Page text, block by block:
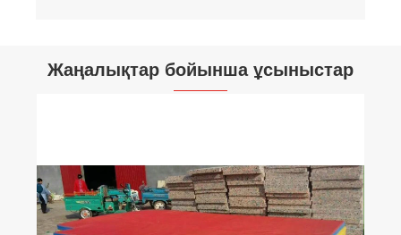
Жаңалықтар бойынша ұсыныстар